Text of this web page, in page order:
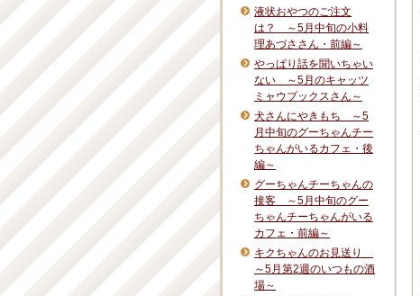
液状おやつのご注文
は？ ～5月中旬の小料
理あづささん・前編～
やっぱり話を聞いちゃい
ない ～5月のキャッツ
ミャウブックスさん～
犬さんにやきもち ～5
月中旬のグーちゃんチー
ちゃんがいるカフェ・後
編～
グーちゃんチーちゃんの
接客 ～5月中旬のグー
ちゃんチーちゃんがいる
カフェ・前編～
キクちゃんのお見送り
～5月第2週のいつもの酒
場～